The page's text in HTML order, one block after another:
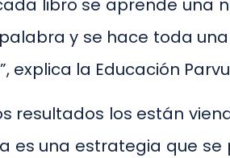
libro se aprende una
y se hace toda
explica la Educación
resultados los están
es una estrategia que